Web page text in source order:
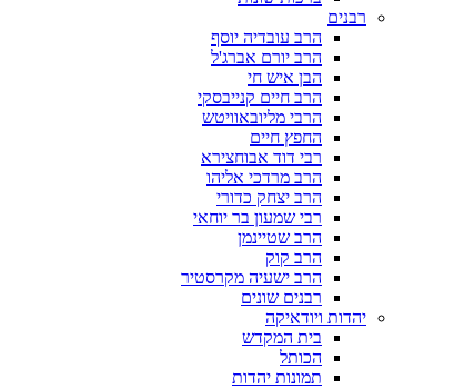
רבנים
הרב עובדיה יוסף
הרב יורם אברג'ל
הבן איש חי
הרב חיים קנייבסקי
הרבי מליובאוויטש
החפץ חיים
רבי דוד אבוחצירא
הרב מרדכי אליהו
הרב יצחק כדורי
רבי שמעון בר יוחאי
הרב שטיינמן
הרב קוק
הרב ישעיה מקרסטיר
רבנים שונים
יהדות ויודאיקה
בית המקדש
הכותל
תמונות יהדות